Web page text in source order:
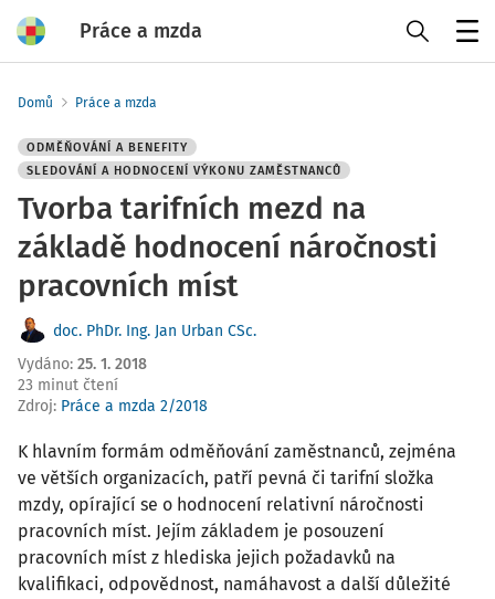
Práce a mzda
Domů Práce a mzda
ODMĚŇOVÁNÍ A BENEFITY
SLEDOVÁNÍ A HODNOCENÍ VÝKONU ZAMĚSTNANCŮ
Tvorba tarifních mezd na
základě hodnocení náročnosti
pracovních míst
doc. PhDr. Ing. Jan Urban CSc.
Vydáno: 25. 1. 2018
23 minut čtení
Zdroj: Práce a mzda 2/2018
K hlavním formám odměňování zaměstnanců, zejména
ve větších organizacích, patří pevná či tarifní složka
mzdy, opírající se o hodnocení relativní náročnosti
pracovních míst. Jejím základem je posouzení
pracovních míst z hlediska jejich požadavků na
kvalifikaci, odpovědnost, namáhavost a další důležité